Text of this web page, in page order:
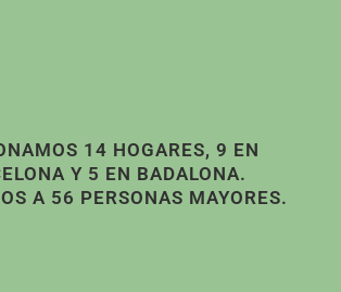
14 HOGARES, 9 EN
Y 5 EN BADALONA.
A 56 PERSONAS MAYORES.